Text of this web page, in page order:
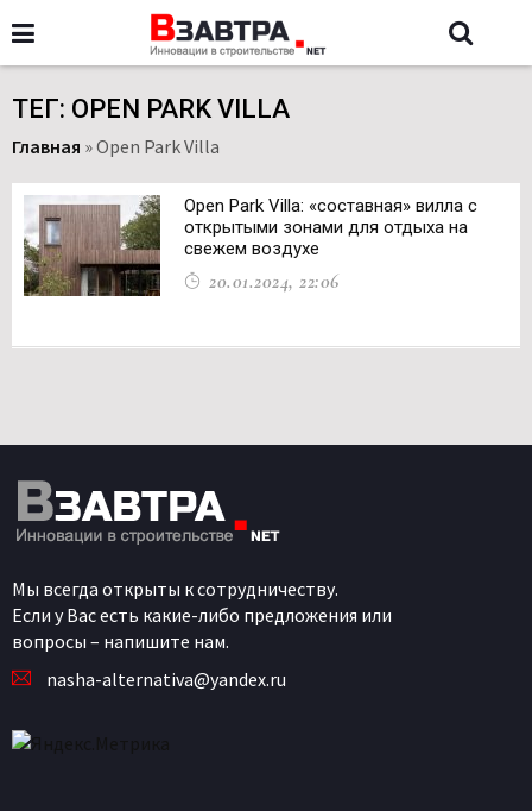
ТЕГ: OPEN PARK VILLA
Главная »Open Park Villa
Open Park Villa: «составная» вилла с
открытыми зонами для отдыха на
свежем воздухе
20.01.2024, 22:06
Мы всегда открыты к сотрудничеству.
Если у Вас есть какие-либо предложения или
вопросы – напишите нам.
nasha-alternativa@yandex.ru